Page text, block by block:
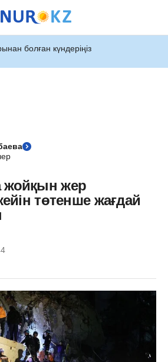
болған күндеріңіз
жойқын жер
кейін төтенше жағдай